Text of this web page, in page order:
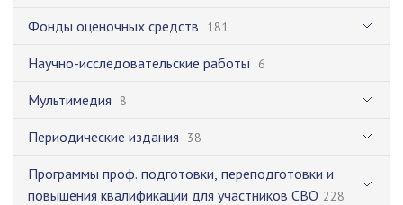
Фонды оценочных средств 181
Научно-исследовательские работы 6
Мультимедия 8
Периодические издания 38
Программы проф. подготовки, переподготовки и
повышения квалификации для участников СВО 228